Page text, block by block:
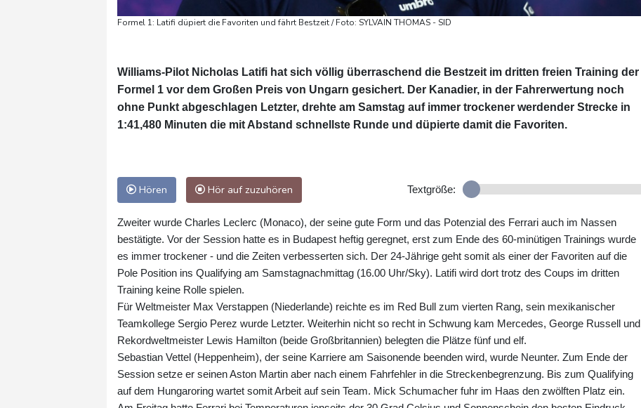
Formel 1: Latifi düpiert die Favoriten und fährt Bestzeit / Foto: SYLVAIN THOMAS - SID
Williams-Pilot Nicholas Latifi hat sich völlig überraschend die Bestzeit im dritten freien Training der
Formel 1 vor dem Großen Preis von Ungarn gesichert. Der Kanadier, in der Fahrerwertung noch
ohne Punkt abgeschlagen Letzter, drehte am Samstag auf immer trockener werdender Strecke in
1:41,480 Minuten die mit Abstand schnellste Runde und düpierte damit die Favoriten.
Hören Hör auf zuzuhören Textgröße:
Zweiter wurde Charles Leclerc (Monaco), der seine gute Form und das Potenzial des Ferrari auch im Nassen
bestätigte. Vor der Session hatte es in Budapest heftig geregnet, erst zum Ende des 60-minütigen Trainings wurde
es immer trockener - und die Zeiten verbesserten sich. Der 24-Jährige geht somit als einer der Favoriten auf die
Pole Position ins Qualifying am Samstagnachmittag (16.00 Uhr/Sky). Latifi wird dort trotz des Coups im dritten
Training keine Rolle spielen.
Für Weltmeister Max Verstappen (Niederlande) reichte es im Red Bull zum vierten Rang, sein mexikanischer
Teamkollege Sergio Perez wurde Letzter. Weiterhin nicht so recht in Schwung kam Mercedes, George Russell und
Rekordweltmeister Lewis Hamilton (beide Großbritannien) belegten die Plätze fünf und elf.
Sebastian Vettel (Heppenheim), der seine Karriere am Saisonende beenden wird, wurde Neunter. Zum Ende der
Session setze er seinen Aston Martin aber nach einem Fahrfehler in die Streckenbegrenzung. Bis zum Qualifying
auf dem Hungaroring wartet somit Arbeit auf sein Team. Mick Schumacher fuhr im Haas den zwölften Platz ein.